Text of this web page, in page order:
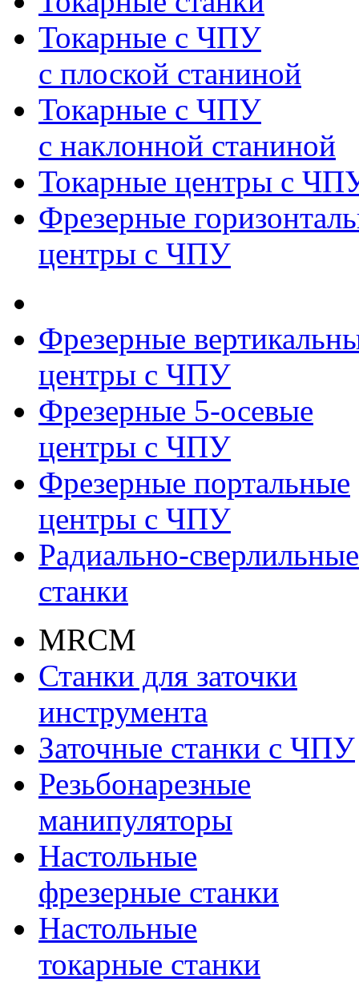
Токарные с ЧПУ
с плоской станиной
Токарные с ЧПУ
с наклонной станиной
Токарные центры с
Фрезерные
центры с ЧПУ
Фрезерные
центры с ЧПУ
Фрезерные 5-осевые
центры с ЧПУ
Фрезерные портальные
центры с ЧПУ
Радиально-сверлильные
станки
MRCM
Станки для заточки
инструмента
Заточные станки с ЧПУ
Резьбонарезные
манипуляторы
Настольные
фрезерные станки
Настольные
токарные станки